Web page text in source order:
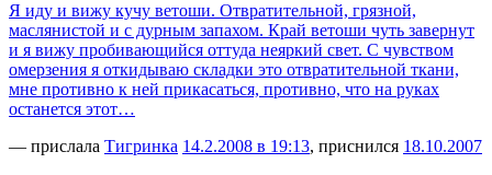
Я иду и вижу кучу ветоши. Отвратительной, грязной,
маслянистой и с дурным запахом. Край ветоши чуть завернут
и я вижу пробивающийся оттуда неяркий свет. С чувством
омерзения я откидываю складки это отвратительной ткани,
мне противно к ней прикасаться, противно, что на руках
останется этот…
— прислала Тигринка 14.2.2008 в 19:13, приснился 18.10.2007